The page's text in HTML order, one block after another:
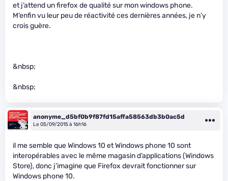
et j’attend un firefox de qualité sur mon windows phone.
M’enfin vu leur peu de réactivité ces dernières années, je n’y
crois guère.
&nbsp;
&nbsp;
anonyme_d5bf0b9f87fd15affa58563db3b0ac5d
Le 05/09/2015 à 16h16
il me semble que Windows 10 et Windows phone 10 sont
interopérables avec le même magasin d’applications (Windows
Store), donc j’imagine que Firefox devrait fonctionner sur
Windows phone 10.